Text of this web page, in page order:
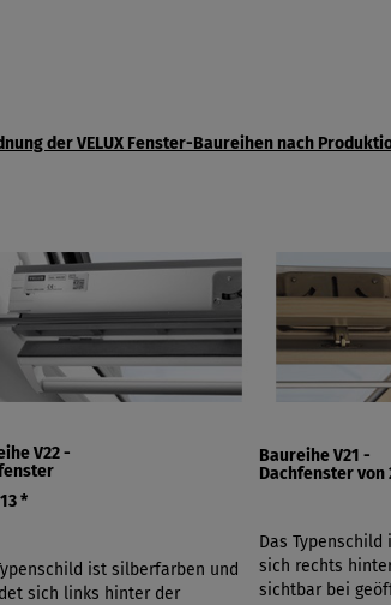
der VELUX Fenster-Baureihen nach
V22 -
*
ist silberfarben und
sich links hinter der
Baureihe V21 -
Dachfenster von
Das
sich rechts
sichtbar bei